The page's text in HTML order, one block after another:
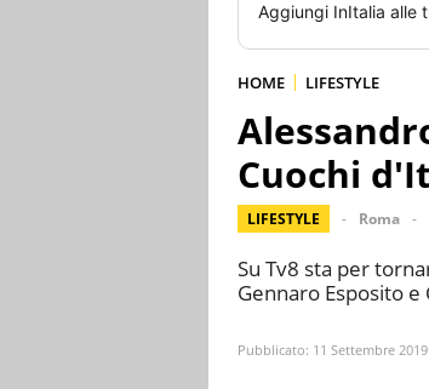
Aggiungi InItalia alle
HOME LIFESTYLE
Cuochi
LIFESTYLE Roma
Su Tv8 sta per
Gennaro Esposito
Pubblicato: 11 Settembre 2019